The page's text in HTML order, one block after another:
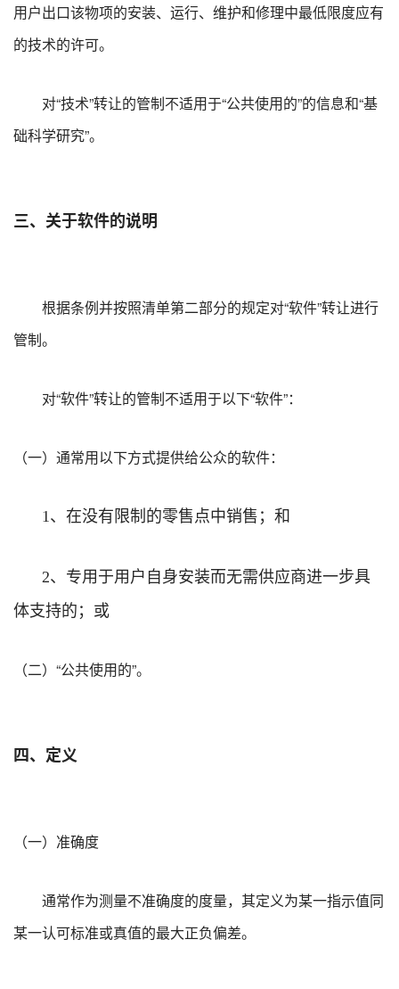
用户出口该物项的安装、运行、维护和修理中最低限度应有
的技术的许可。
对“技术”转让的管制不适用于“公共使用的”的信息和“基
础科学研究”。
三、关于软件的说明
根据条例并按照清单第二部分的规定对“软件”转让进行
管制。
对“软件”转让的管制不适用于以下“软件”：
（一）通常用以下方式提供给公众的软件：
1 、在没有限制的零售点中销售；和
2、专用于用户自身安装而无需供应商进一步具
体支持的；或
（二）“公共使用的”。
四、定义
（一）准确度
通常作为测量不准确度的度量，其定义为某一指示值同
某一认可标准或真值的最大正负偏差。